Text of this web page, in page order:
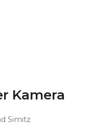
Kamera
Simitz